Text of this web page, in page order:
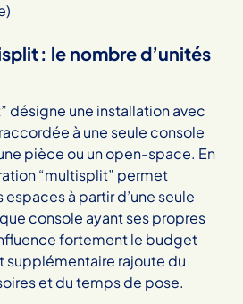
: le nombre d’unités
désigne une installation avec
à une seule console
pièce ou un open-space. En
“multisplit” permet
à partir d’une seule
console ayant ses propres
fortement le budget
supplémentaire rajoute du
et du temps de pose.